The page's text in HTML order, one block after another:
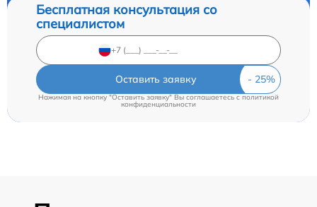
Бесплатная консультация со
специалистом
Оставить заявку
Нажимая на кнопку "Оставить заявку" Вы соглашаетесь cполитикой
конфиденциальности